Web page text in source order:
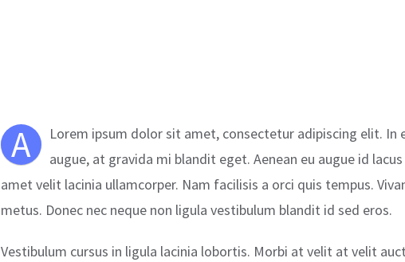
A
Lorem ipsum dolor sit amet, consectetur adipiscing elit. In
augue, at gravida mi blandit eget. Aenean eu augue id
amet velit lacinia ullamcorper. Nam facilisis a orci quis tempus.
metus. Donec nec neque non ligula vestibulum blandit id sed eros.
Vestibulum cursus in ligula lacinia lobortis. Morbi at velit at velit